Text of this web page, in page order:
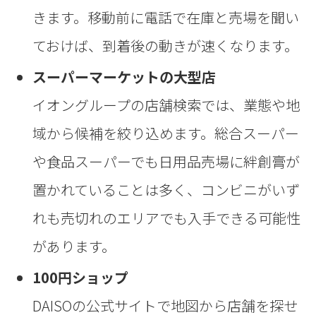
きます。移動前に電話で在庫と売場を聞い
ておけば、到着後の動きが速くなります。
スーパーマーケットの大型店
イオングループの店舗検索では、業態や地
域から候補を絞り込めます。総合スーパー
や食品スーパーでも日用品売場に絆創膏が
置かれていることは多く、コンビニがいず
れも売切れのエリアでも入手できる可能性
があります。
100円ショップ
DAISOの公式サイトで地図から店舗を探せ